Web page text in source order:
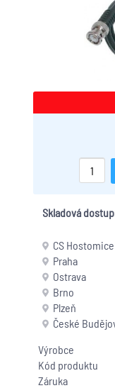
Výrobce
Kód produktu
Záruka
Skladová
CS Hostomice
Praha
Ostrava
Brno
Plzeň
České